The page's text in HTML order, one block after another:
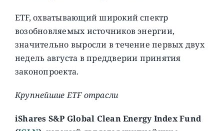
ETF, охватывающий широкий спектр
возобновляемых источников энергии,
значительно выросли в течение первых двух
недель августа в преддверии принятия
законопроекта.
Крупнейшие ETF отрасли
iShares S&P Global Clean Energy Index Fund